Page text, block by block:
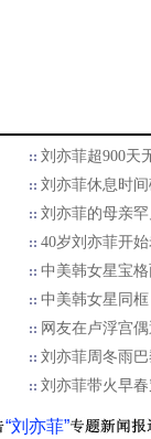
刘亦菲超900天
刘亦菲休息时
刘亦菲的母亲
40岁刘亦菲开
中美韩女星宝
中美韩女星同
网友在卢浮宫
刘亦菲周冬雨
刘亦菲带火早
“刘亦菲”